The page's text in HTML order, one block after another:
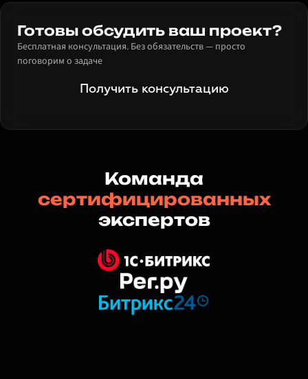
Готовы обсудить ваш проект?
Бесплатная консультация. Без обязательств — просто
поговорим о задаче
Получить консультацию
Команда
сертифицированных
экспертов